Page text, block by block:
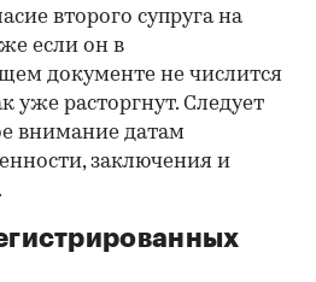
второго супруга на
если он в
документе не числится
уже расторгнут. Следует
внимание датам
заключения и